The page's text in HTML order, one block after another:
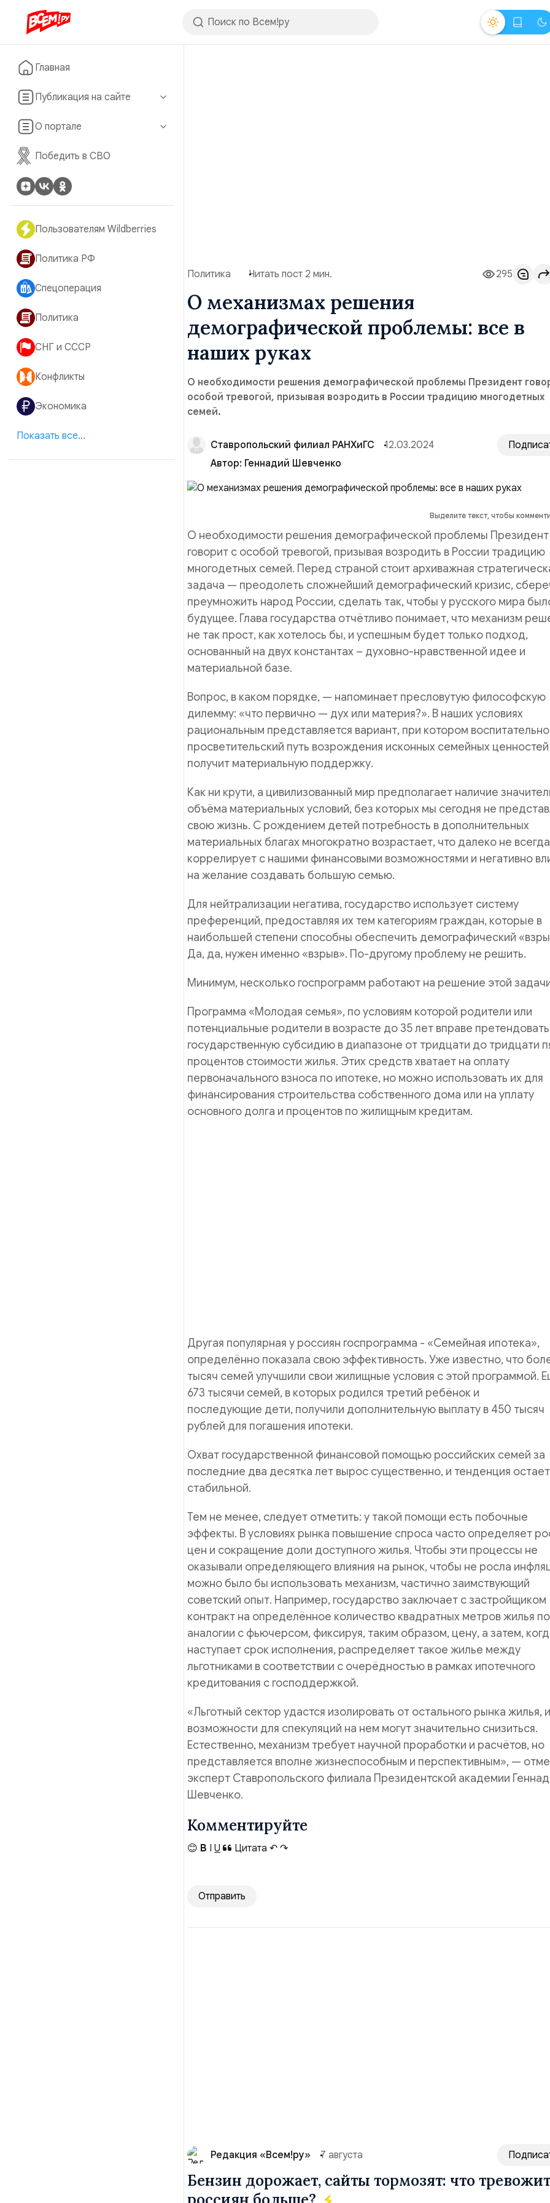
Главная
Публикация на сайте
О портале
Победить в СВО
Пользователям Wildberries
Политика РФ
Спецоперация
Политика
СНГ и СССР
Конфликты
Экономика
Показать все...
Политика Читать пост 2 мин. 295
О механизмах решения
демографической проблемы: все в
наших руках
О необходимости решения демографической проблемы Президент
особой тревогой, призывая возродить в России традицию многодетных
семей.
Ставропольский филиал РАНХиГС 12.03.2024
Автор: Геннадий Шевченко
Выделите текст, чтобы
О необходимости решения демографической проблемы Президент
говорит с особой тревогой, призывая возродить в России традицию
многодетных семей. Перед страной стоит архиважная
задача — преодолеть сложнейший демографический кризис,
преумножить народ России, сделать так, чтобы у русского мира
будущее. Глава государства отчётливо понимает, что механизм
не так прост, как хотелось бы, и успешным будет только подход,
основанный на двух константах – духовно-нравственной идее и
материальной базе.
Вопрос, в каком порядке, — напоминает пресловутую философскую
дилемму: «что первично — дух или материя?». В наших условиях
рациональным представляется вариант, при котором
просветительский путь возрождения исконных семейных ценностей
получит материальную поддержку.
Как ни крути, а цивилизованный мир предполагает наличие
объёма материальных условий, без которых мы сегодня не
свою жизнь. С рождением детей потребность в дополнительных
материальных благах многократно возрастает, что далеко не всегда
коррелирует с нашими финансовыми возможностями и негативно
на желание создавать большую семью.
Для нейтрализации негатива, государство использует систему
преференций, предоставляя их тем категориям граждан, которые в
наибольшей степени способны обеспечить демографический
Да, да, нужен именно «взрыв». По-другому проблему не решить.
Минимум, несколько госпрограмм работают на решение этой
Программа «Молодая семья», по условиям которой родители или
потенциальные родители в возрасте до 35 лет вправе
государственную субсидию в диапазоне от тридцати до тридцати
процентов стоимости жилья. Этих средств хватает на оплату
первоначального взноса по ипотеке, но можно использовать их для
финансирования строительства собственного дома или на уплату
основного долга и процентов по жилищным кредитам.
Другая популярная у россиян госпрограмма - «Семейная ипотека»,
определённо показала свою эффективность. Уже известно, что
тысяч семей улучшили свои жилищные условия с этой программой.
673 тысячи семей, в которых родился третий ребёнок и
последующие дети, получили дополнительную выплату в 450 тысяч
рублей для погашения ипотеки.
Охват государственной финансовой помощью российских семей за
последние два десятка лет вырос существенно, и тенденция
стабильной.
Тем не менее, следует отметить: у такой помощи есть побочные
эффекты. В условиях рынка повышение спроса часто определяет
цен и сокращение доли доступного жилья. Чтобы эти процессы не
оказывали определяющего влияния на рынок, чтобы не росла
можно было бы использовать механизм, частично заимствующий
советский опыт. Например, государство заключает с застройщиком
контракт на определённое количество квадратных метров жилья по
аналогии с фьючерсом, фиксируя, таким образом, цену, а затем,
наступает срок исполнения, распределяет такое жилье между
льготниками в соответствии с очерёдностью в рамках ипотечного
кредитования с господдержкой.
«Льготный сектор удастся изолировать от остального рынка жилья, и
возможности для спекуляций на нем могут значительно снизиться.
Естественно, механизм требует научной проработки и расчётов, но
представляется вполне жизнеспособным и перспективным», —
эксперт Ставропольского филиала Президентской академии
Шевченко.
Комментируйте
😊 B I U Цитата ↶ ↷
Отправить
Редакция «Всем!ру» 7 августа
Бензин дорожает, сайты тормозят: что тревожит